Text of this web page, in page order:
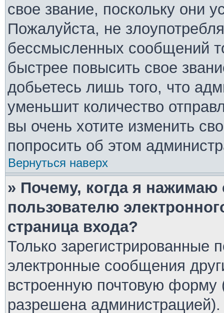
свое звание, поскольку они
Пожалуйста, не
бессмысленных сообщений
быстрее повысить свое
добьетесь лишь того, что
уменьшит количество
вы очень хотите изменить
попросить об этом
Вернуться наверх
» Почему, когда я нажимаю
пользователю
страница входа?
Только зарегистрированные
электронные сообщения
встроенную почтовую форму
разрешена